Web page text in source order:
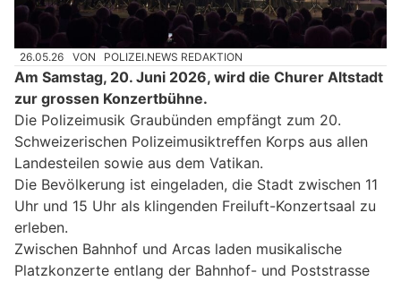
26.05.26 VON POLIZEI.NEWS REDAKTION
Am Samstag, 20. Juni 2026, wird die Churer Altstadt
zur grossen Konzertbühne.
Die Polizeimusik Graubünden empfängt zum 20.
Schweizerischen Polizeimusiktreffen Korps aus allen
Landesteilen sowie aus dem Vatikan.
Die Bevölkerung ist eingeladen, die Stadt zwischen 11
Uhr und 15 Uhr als klingenden Freiluft-Konzertsaal zu
erleben.
Zwischen Bahnhof und Arcas laden musikalische
Platzkonzerte entlang der Bahnhof- und Poststrasse